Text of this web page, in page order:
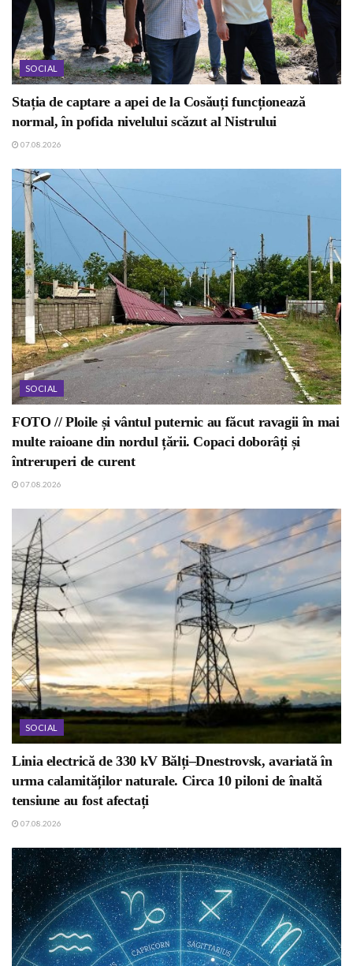
SOCIAL
Stația de captare a apei de la Cosăuți funcționează
normal, în pofida nivelului scăzut al Nistrului
07.08.2026
SOCIAL
FOTO // Ploile și vântul puternic au făcut ravagii în mai
multe raioane din nordul țării. Copaci doborâți și
întreruperi de curent
07.08.2026
SOCIAL
Linia electrică de 330 kV Bălți–Dnestrovsk, avariată în
urma calamităților naturale. Circa 10 piloni de înaltă
tensiune au fost afectați
07.08.2026